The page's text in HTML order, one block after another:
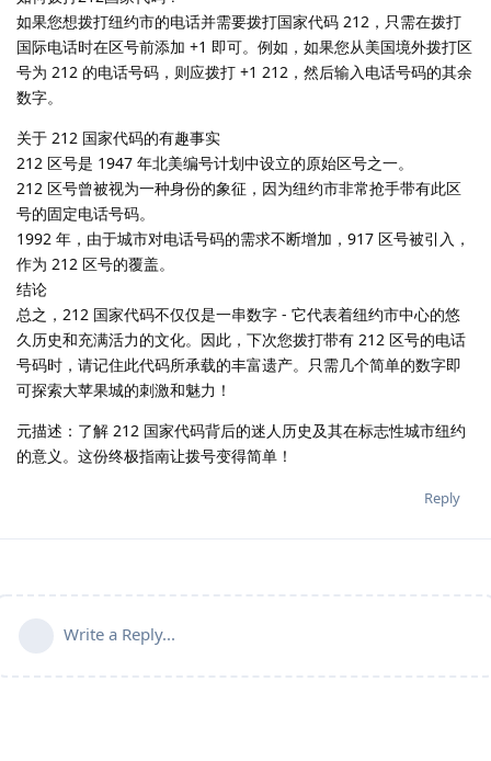
如果您想拨打纽约市的电话并需要拨打国家代码 212，只需在拨打
国际电话时在区号前添加 +1 即可。例如，如果您从美国境外拨打区
号为 212 的电话号码，则应拨打 +1 212，然后输入电话号码的其余
数字。
关于 212 国家代码的有趣事实
212 区号是 1947 年北美编号计划中设立的原始区号之一。
212 区号曾被视为一种身份的象征，因为纽约市非常抢手带有此区
号的固定电话号码。
1992 年，由于城市对电话号码的需求不断增加，917 区号被引入，
作为 212 区号的覆盖。
结论
总之，212 国家代码不仅仅是一串数字 - 它代表着纽约市中心的悠
久历史和充满活力的文化。因此，下次您拨打带有 212 区号的电话
号码时，请记住此代码所承载的丰富遗产。只需几个简单的数字即
可探索大苹果城的刺激和魅力！
元描述：了解 212 国家代码背后的迷人历史及其在标志性城市纽约
的意义。这份终极指南让拨号变得简单！
Reply
Write a Reply...